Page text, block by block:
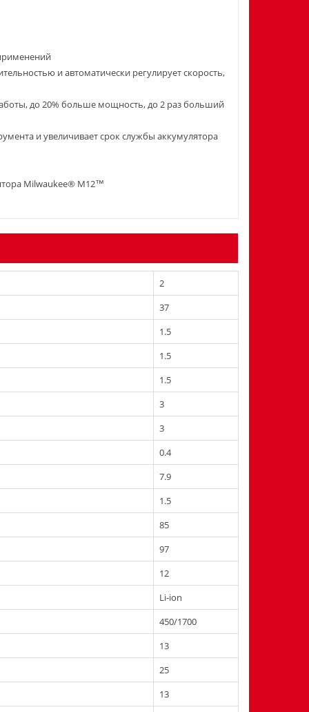
и автоматически регулирует скорость,
до 20% больше мощность, до 2 раз больший
и увеличивает срок службы аккумулятора
Milwaukee® M12™
2
37
1.5
1.5
1.5
3
3
0.4
7.9
1.5
85
97
12
Li-ion
450/1700
13
25
13